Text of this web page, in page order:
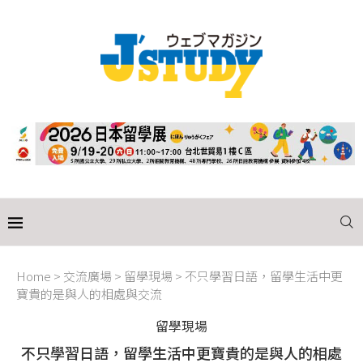
Home > 交流廣場 > 留學現場 > 不只學習日語，留學生活中更
寶貴的是與人的相處與交流
留學現場
不只學習日語，留學生活中更寶貴的是與人的相處